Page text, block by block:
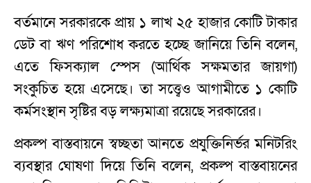
বর্তমানে সরকারকে প্রায় ১ লাখ ২৫ হাজার কোটি টাকার
ডেট বা ঋণ পরিশোধ করতে হচ্ছে জানিয়ে তিনি বলেন,
এতে ফিসক্যাল স্পেস (আর্থিক সক্ষমতার জায়গা)
সংকুচিত হয়ে এসেছে। তা সত্ত্বেও আগামীতে ১ কোটি
কর্মসংস্থান সৃষ্টির বড় লক্ষ্যমাত্রা রয়েছে সরকারের।
প্রকল্প বাস্তবায়নে স্বচ্ছতা আনতে প্রযুক্তিনির্ভর মনিটরিং
ব্যবস্থার ঘোষণা দিয়ে তিনি বলেন, প্রকল্প বাস্তবায়নের